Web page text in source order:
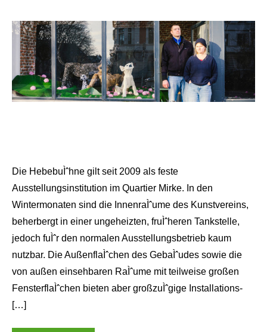
Die HebebuÌˆhne gilt seit 2009 als feste
Ausstellungsinstitution im Quartier Mirke. In den
Wintermonaten sind die InnenraÌˆume des Kunstvereins,
beherbergt in einer ungeheizten, fruÌˆheren Tankstelle,
jedoch fuÌˆr den normalen Ausstellungsbetrieb kaum
nutzbar. Die AußenflaÌˆchen des GebaÌˆudes sowie die
von außen einsehbaren RaÌˆume mit teilweise großen
FensterflaÌˆchen bieten aber großzuÌˆgige Installations-
[…]